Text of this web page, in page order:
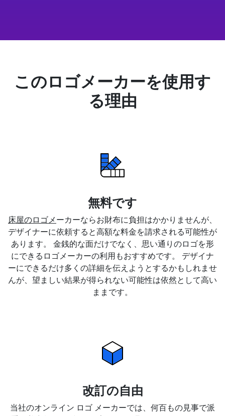
このロゴメーカーを使用す
る理由
無料です
床屋のロゴメ ーカーならお財布に負担はかかりませんが、
デザイナーに依頼すると高額な料金を請求される可能性が
あります。 金銭的な面だけでなく、思い通りのロゴを形
にできるロゴメーカーの利用もおすすめです。 デザイナ
ーにできるだけ多くの詳細を伝えようとするかもしれませ
んが、望ましい結果が得られない可能性は依然として高い
ままです。
改訂の自由
当社のオンライン ロゴ メーカーでは、何百もの見事で派